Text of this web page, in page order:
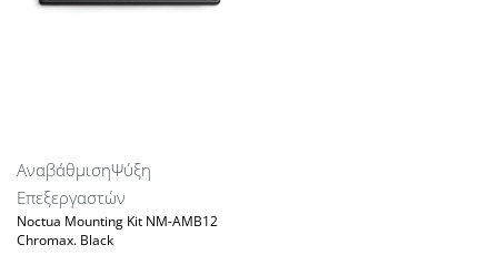
ΑναβάθμισηΨύξη
Επεξεργαστών
Noctua Mounting Kit NM-AMB12
Chromax. Black